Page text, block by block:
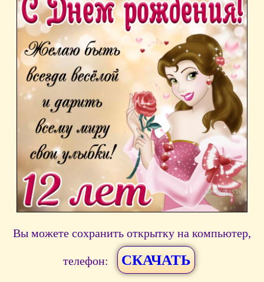
Вы можете сохранить открытку на компьютер,
телефон: СКАЧАТЬ